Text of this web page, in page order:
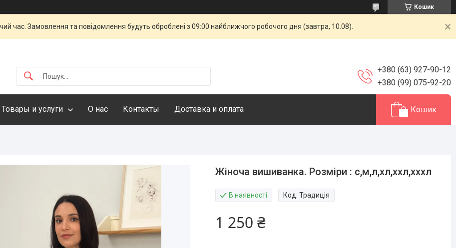
Кошик
час. Замовлення та повідомлення будуть оброблені з 09:00 найближчого робочого дня (завтра, 10.08).
+380 (63) 927-90-12
+380 (99) 075-92-20
Товары и услуги О нас Контакты Доставка и оплата Кошик
Жіноча вишиванка. Розміри : с,м,л,хл,ххл,хххл
В наявності Код:Традиція
1 250 ₴